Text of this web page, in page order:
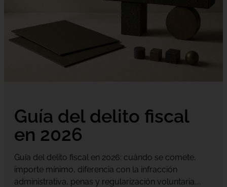
Guía del delito fiscal
en 2026
Guía del delito fiscal en 2026: cuándo se comete,
importe mínimo, diferencia con la infracción
administrativa, penas y regularización voluntaria....